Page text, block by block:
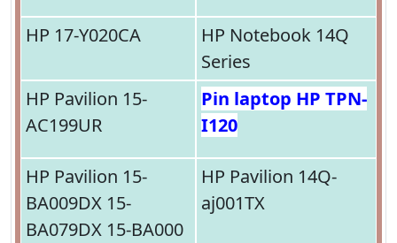
HP 17-Y020CA
HP Notebook 14Q
Series
HP Pavilion 15-
AC199UR
Pin laptop HP TPN-
I120
HP Pavilion 15-
BA009DX 15-
BA079DX 15-BA000
HP Pavilion 14Q-
aj001TX